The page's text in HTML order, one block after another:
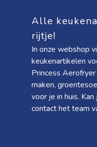
Alle
rijtje!
In onze webshop
keukenartikelen
Princess
maken,
voor je in huis.
contact het team